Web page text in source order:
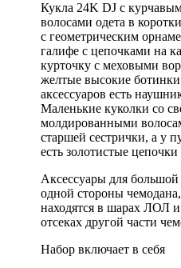
Кукла 24K DJ с
волосами одета в
с геометрическим
галифе с цепочками на
курточку с меховыми
желтые высокие
аксессуаров есть
Маленькие куколки со
молдированными
старшей сестрички, а у
есть золотистые
Аксессуары для
одной стороны
находятся в шарах ЛОЛ
отсеках другой части
Набор включает в себя